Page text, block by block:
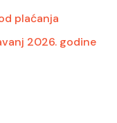
plaćanja
2026. godine